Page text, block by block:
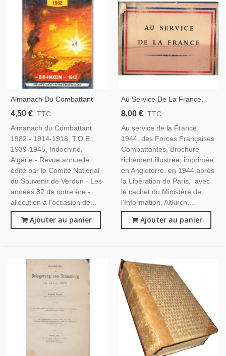
Almanach Du Combattant
1982 - Revue Militaire, Bir-
1918, 2e Guerre Mondiale,
Algérie
4,50 € TTC
Almanach du Combattant
1982 - 1914-1918, T.O.E.,
1939-1945, Indochine,
Algérie - Revue annuelle
édité par le Comité National
du Souvenir de Verdun - Les
années 82 de notre ère -
allocution à l'occasion de...
Ajouter au panier
Au Service De La France,
1944 - Forces Françaises
Résistance, Libération, FFI,
De Gaulle,
8,00 € TTC
Au service de la France,
1944. des Forces Françaises
Combattantes, Brochure
richement illustrée, imprimée
en Angleterre, en 1944 après
la Libération de Paris, avec
le cachet du Ministère de
l'Information, Altkirch....
Ajouter au panier